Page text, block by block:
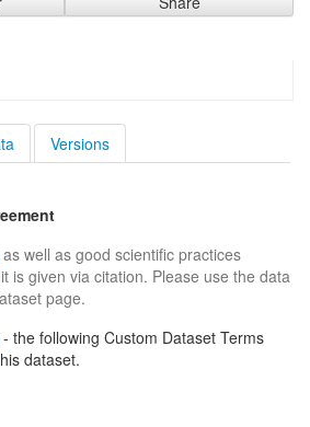
Versions
well as good scientific practices
is given via citation. Please use the data
page.
- the following Custom Dataset Terms
dataset.